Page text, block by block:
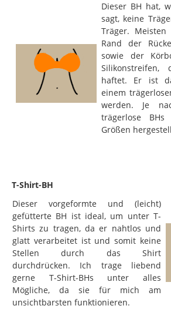
Dieser BH hat,
sagt, keine
Träger.
Rand der
sowie der
haftet. Er ist
einem
werden. Je
trägerlose
Größen
T-Shirt-BH
Dieser vorgeformte und (leicht)
gefütterte BH ist ideal, um unter T-
Shirts zu tragen, da er nahtlos und
glatt verarbeitet ist und somit keine
Stellen durch das Shirt
durchdrücken. Ich trage liebend
gerne T-Shirt-BHs unter alles
Mögliche, da sie für mich am
unsichtbarsten funktionieren.